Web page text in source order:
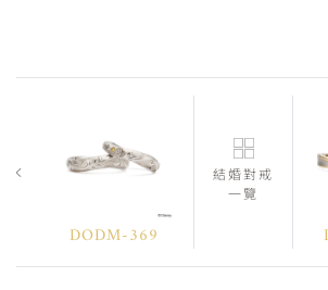
DODM-369
結婚對戒
一覽